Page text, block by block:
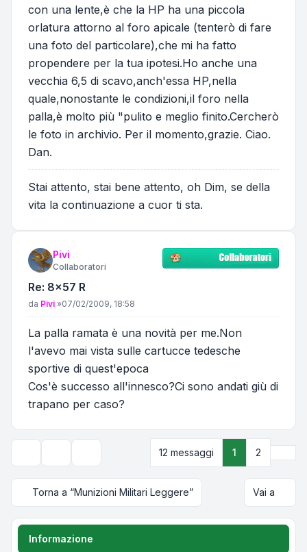
con una lente,è che la HP ha una piccola
orlatura attorno al foro apicale (tenterò di fare
una foto del particolare),che mi ha fatto
propendere per la tua ipotesi.Ho anche una
vecchia 6,5 di scavo,anch'essa HP,nella
quale,nonostante le condizioni,il foro nella
palla,è molto più "pulito e meglio finito.Cercherò
le foto in archivio. Per il momento,grazie. Ciao.
Dan.
Stai attento, stai bene attento, oh Dim, se della
vita la continuazione a cuor ti sta.
Pivi
Collaboratori
Re: 8x57 R
Messaggio
da Pivi »07/02/2009, 18:58
La palla ramata è una novità per me.Non
l'avevo mai vista sulle cartucce tedesche
sportive di quest'epoca
Cos'è successo all'innesco?Ci sono andati giù di
trapano per caso?
Opzioni di visualizzazione e ordinamento
12 messaggi 1 2
Torna a “Munizioni Militari Leggere” Vai a
Informazione